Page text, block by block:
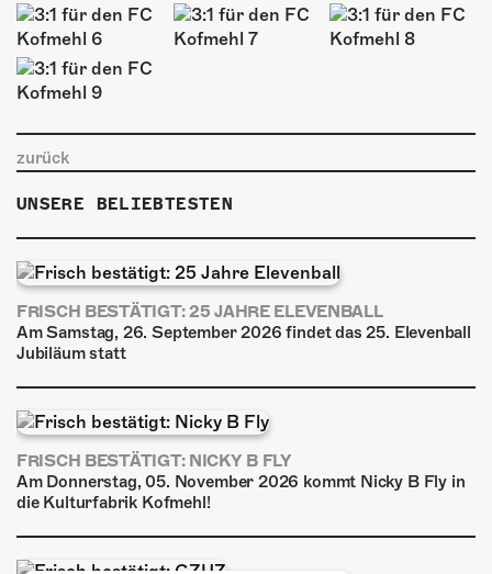
zurück
UNSERE BELIEBTESTEN
FRISCH BESTÄTIGT: 25 JAHRE ELEVENBALL
Am Samstag, 26. September 2026 findet das 25. Elevenball
Jubiläum statt
FRISCH BESTÄTIGT: NICKY B FLY
Am Donnerstag, 05. November 2026 kommt Nicky B Fly in
die Kulturfabrik Kofmehl!